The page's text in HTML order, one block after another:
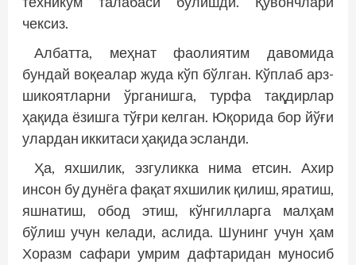
чексиз.
Албатта, меҳнат фаолиятим давомида
бундай воқеалар жуда кўп бўлган. Кўплаб арз-
шикоятларни ўрганишга, турфа тақдирлар
ҳақида ёзишга тўғри келган. Юқорида бор йўғи
улардан иккитаси ҳақида эсланди.
Ҳа, яхшилик, эзгуликка нима етсин. Ахир
инсон бу дунёга фақат яхшилик қилиш, яратиш,
яшнатиш, обод этиш, кўнгилларга малҳам
бўлиш учун келади, аслида. Шунинг учун ҳам
Хоразм сафари умрим дафтаридан муносиб